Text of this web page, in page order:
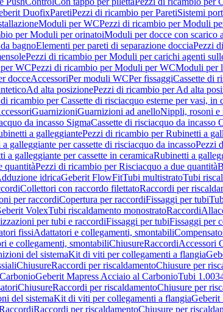
DuofixParetiPezzi di ricambio per ParetiSistemi
Moduli per WCPezzi di ricambio per Moduli
per Moduli per orinatoiModuli per docce con scarico
bagnoElementi per pareti di separazione docciaPezzi
Pezzi di ricambio per Moduli per carichi agenti
WCPezzi di ricambio per Moduli per WCModuli per
docceAccessoriPer moduli WCPer fissaggiCassette di
Ad alta posizionePezzi di ricambio per Ad alta
ricambio per Cassette di risciacquo esterne per vasi, in
GuarnizioniGuarnizioni ad anelloNippli, rosoni e
da incasso SigmaCassette di risciacquo da incasso
a galleggiantePezzi di ricambio per Rubinetti a
galleggiante per cassette di risciacquo da incassoPezzi
a galleggiante per cassette in ceramicaRubinetti a
quantitàPezzi di ricambio per Risciacquo a due quantità
idricaGeberit FlowFitTubi multistratoTubi
Collettori con raccordo filettatoRaccordi per
per raccordiCopertura per raccordiFissaggi per tubi
VolexTubi riscaldamento monostratoRaccordi
per tubi e raccordiFissaggi per tubiFissaggi per
fissiAdattatori e collegamenti, smontabili
e collegamenti, smontabiliChiusureRaccordiAccessori
del sistemaKit di viti per collegamenti a flangia
ChiusureRaccordi per riscaldamentoChiusure per
Geberit Mapress Acciaio al CarbonioTubi
ChiusureRaccordi per riscaldamentoChiusure per
del sistemaKit di viti per collegamenti a flangiaGeberit
Raccordi per riscaldamentoChiusure per